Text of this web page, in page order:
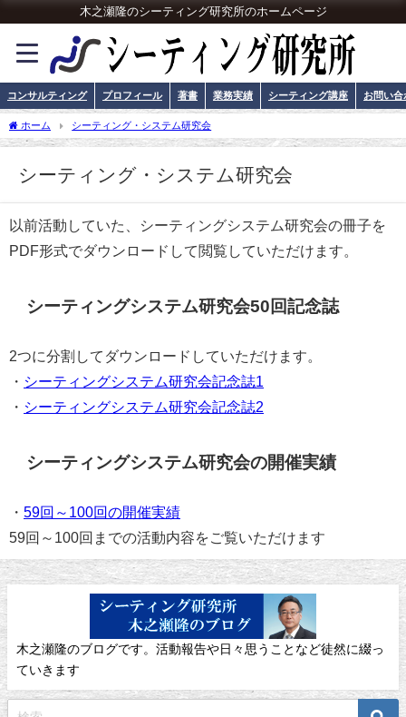
木之瀬隆のシーティング研究所のホームページ
コンサルティング プロフィール 著書 業務実績 シーティング講座 お問い合
ホーム シーティング・システム研究会
シーティング・システム研究会
以前活動していた、シーティングシステム研究会の冊子を
PDF形式でダウンロードして閲覧していただけます。
シーティングシステム研究会50回記念誌
2つに分割してダウンロードしていただけます。
・ シーティングシステム研究会記念誌1
・ シーティングシステム研究会記念誌2
シーティングシステム研究会の開催実績
・ 59回～100回の開催実績
59回～100回までの活動内容をご覧いただけます
木之瀬隆のブログです。活動報告や日々思うことなど徒然に綴っ
ていきます